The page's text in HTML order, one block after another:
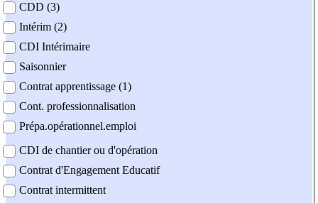
CDD (3)
Intérim (2)
CDI Intérimaire
Saisonnier
Contrat apprentissage (1)
Cont. professionnalisation
Prépa.opérationnel.emploi
CDI de chantier ou d'opération
Contrat d'Engagement Educatif
Contrat intermittent